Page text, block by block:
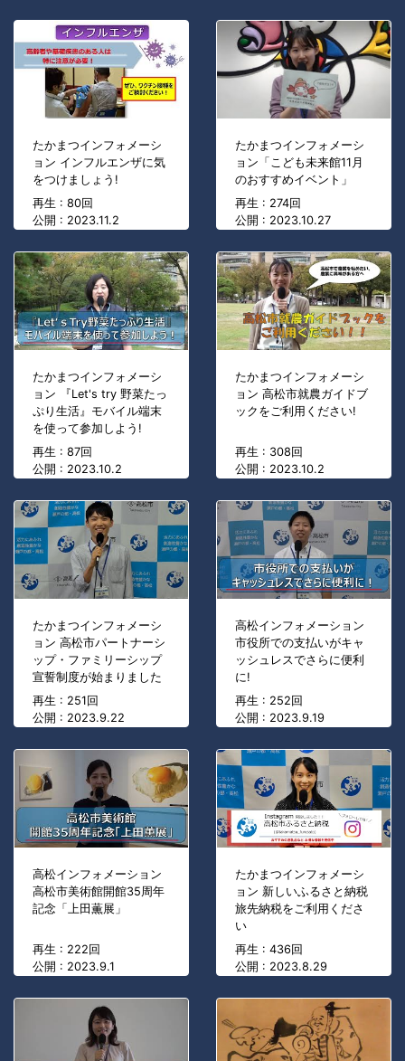
たかまつインフォメーシ
ョン インフルエンザに気
をつけましょう!
再生 : 80回
公開 : 2023.11.2
たかまつインフォメーシ
ョン「こども未来館11月
のおすすめイベント」
再生 : 274回
公開 : 2023.10.27
たかまつインフォメーシ
ョン 『Let's try 野菜たっ
ぷり生活』モバイル端末
を使って参加しよう!
再生 : 87回
公開 : 2023.10.2
たかまつインフォメーシ
ョン 高松市就農ガイドブ
ックをご利用ください!
再生 : 308回
公開 : 2023.10.2
たかまつインフォメーシ
ョン 高松市パートナーシ
ップ・ファミリーシップ
宣誓制度が始まりました
再生 : 251回
公開 : 2023.9.22
高松インフォメーション
市役所での支払いがキャ
ッシュレスでさらに便利
に!
再生 : 252回
公開 : 2023.9.19
高松インフォメーション
高松市美術館開館35周年
記念「上田薫展」
再生 : 222回
公開 : 2023.9.1
たかまつインフォメーシ
ョン 新しいふるさと納税
旅先納税をご利用くださ
い
再生 : 436回
公開 : 2023.8.29